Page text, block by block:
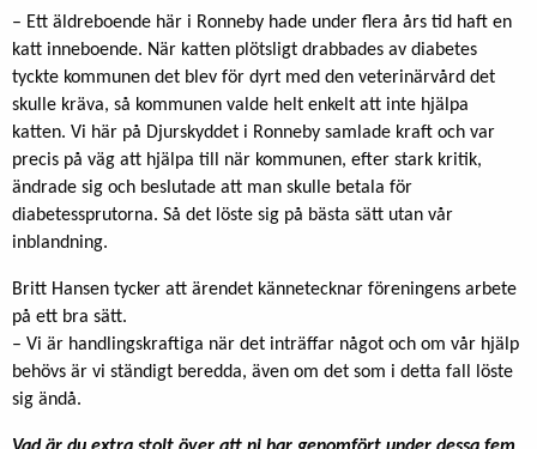
– Ett äldreboende här i Ronneby hade under flera års tid haft en
katt inneboende. När katten plötsligt drabbades av diabetes
tyckte kommunen det blev för dyrt med den veterinärvård det
skulle kräva, så kommunen valde helt enkelt att inte hjälpa
katten. Vi här på Djurskyddet i Ronneby samlade kraft och var
precis på väg att hjälpa till när kommunen, efter stark kritik,
ändrade sig och beslutade att man skulle betala för
diabetessprutorna. Så det löste sig på bästa sätt utan vår
inblandning.
Britt Hansen tycker att ärendet kännetecknar föreningens arbete
på ett bra sätt.
– Vi är handlingskraftiga när det inträffar något och om vår hjälp
behövs är vi ständigt beredda, även om det som i detta fall löste
sig ändå.